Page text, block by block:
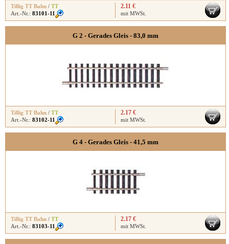
Tillig TT Bahn / TT
Art.-Nr.: 83101-11
2.11 €
mit MWSt.
G 2 - Gerades Gleis - 83,0 mm
Tillig TT Bahn / TT
Art.-Nr.: 83102-11
2.17 €
mit MWSt.
G 4 - Gerades Gleis - 41,5 mm
Tillig TT Bahn / TT
Art.-Nr.: 83103-11
2.17 €
mit MWSt.